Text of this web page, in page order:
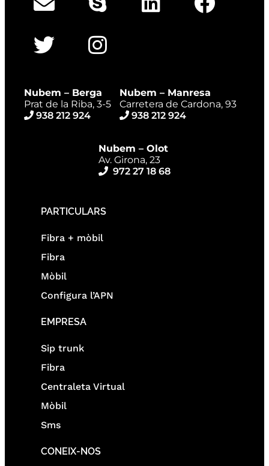
Nubem – Berga
Prat de la Riba, 3-5
938 212 924
Nubem – Manresa
Carretera de Cardona, 93
938 212 924
Nubem – Olot
Av. Girona, 23
972 27 18 68
PARTICULARS
Fibra + mòbil
Fibra
Mòbil
Configura l’APN
EMPRESA
Sip trunk
Fibra
Centraleta Virtual
Mòbil
Sms
CONEIX-NOS